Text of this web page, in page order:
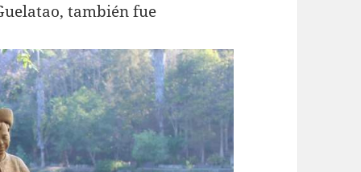
también fue